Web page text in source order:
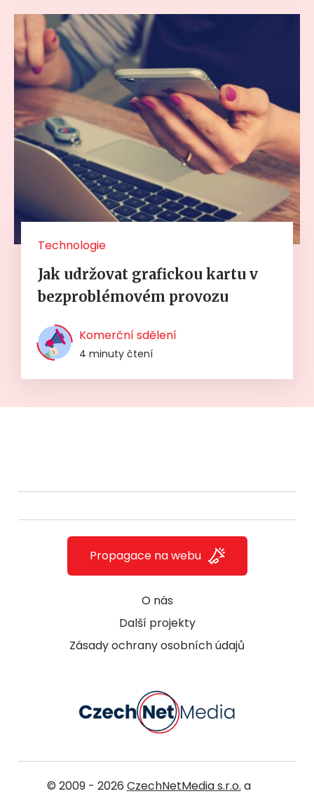
Technologie
Jak udržovat grafickou kartu v
bezproblémovém provozu
Komerční sdělení
4 minuty čtení
O nás
Další projekty
Zásady ochrany osobních údajů
Propagace na webu
© 2009 - 2026 CzechNetMedia s.r.o. a